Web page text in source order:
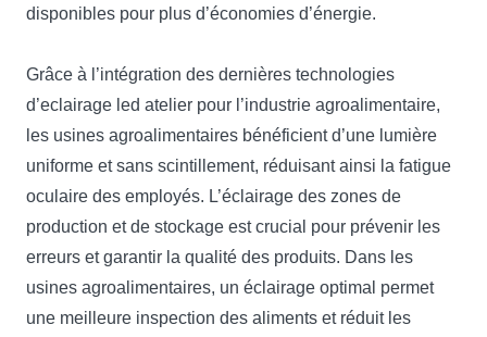
disponibles pour plus d’économies d’énergie.
Grâce à l’intégration des dernières technologies
d’eclairage led atelier pour l’industrie agroalimentaire,
les usines agroalimentaires bénéficient d’une lumière
uniforme et sans scintillement, réduisant ainsi la fatigue
oculaire des employés. L’éclairage des zones de
production et de stockage est crucial pour prévenir les
erreurs et garantir la qualité des produits. Dans les
usines agroalimentaires, un éclairage optimal permet
une meilleure inspection des aliments et réduit les